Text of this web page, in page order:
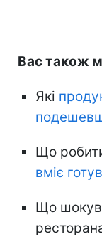
Вас також
Які
Що
вміє
Що